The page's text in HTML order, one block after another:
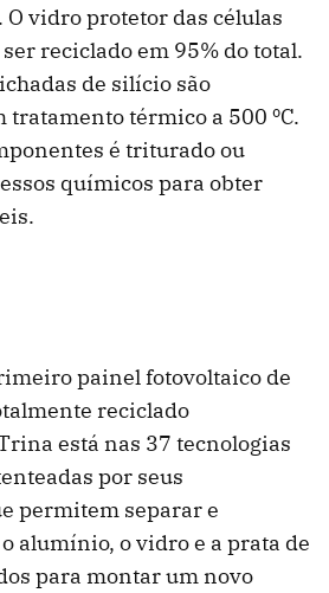
vidro protetor das células
reciclado em 95% do total.
de silício são
tratamento térmico a 500 ºC.
é triturado ou
químicos para obter
painel fotovoltaico de
reciclado
está nas 37 tecnologias
por seus
permitem separar e
alumínio, o vidro e a prata de
para montar um novo